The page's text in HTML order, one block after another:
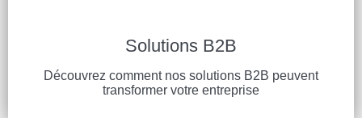
Solutions B2B
Découvrez comment nos solutions B2B peuvent
transformer votre entreprise